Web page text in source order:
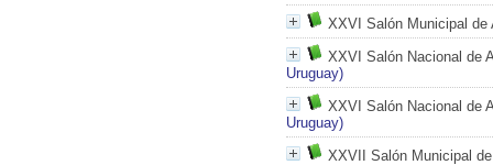
XXVI Salón Municipal
XXVI Salón Nacional de
Uruguay)
XXVI Salón Nacional de
Uruguay)
XXVII Salón Municipal